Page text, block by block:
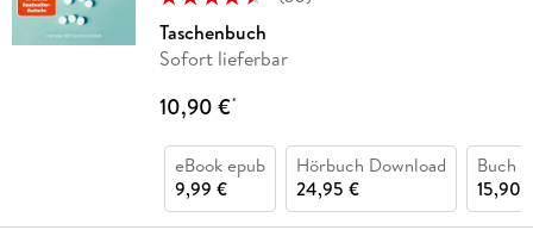
Taschenbuch
Sofort lieferbar
10,90 €*
eBook epub
9,99 €
Hörbuch Download
24,95 €
Buch
15,90